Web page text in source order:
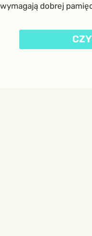
wymagają dobrej